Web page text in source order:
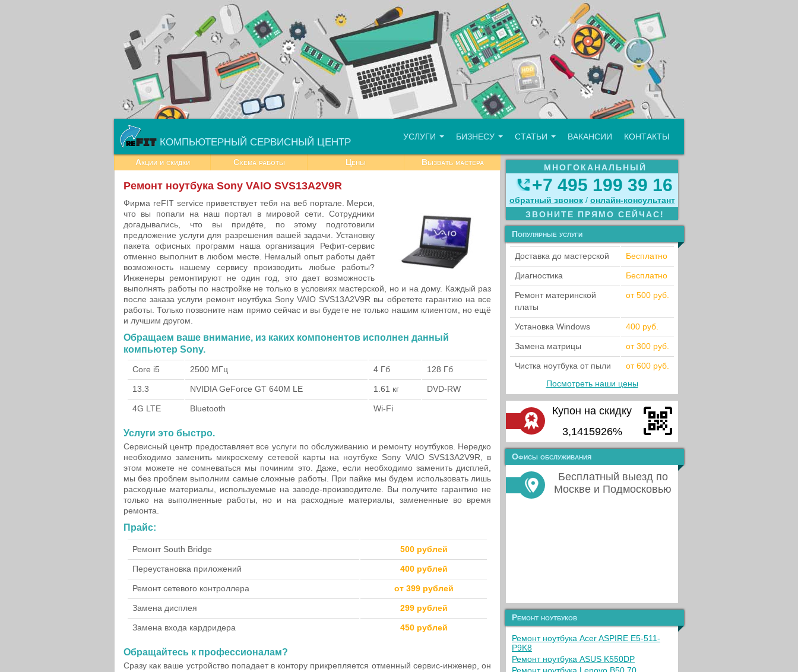
КОМПЬЮТЕРНЫЙ СЕРВИСНЫЙ ЦЕНТР УСЛУГИ БИЗНЕСУ СТАТЬИ ВАКАНСИИ КОНТАКТЫ
Акции и скидки Схема работы Цены Вызвать мастера
Ремонт ноутбука Sony VAIO SVS13A2V9R
Фирма reFIT service приветствует тебя на веб портале. Мерси,
что вы попали на наш портал в мировой сети. Сотрудники
догадывались, что вы придёте, по этому подготовили
предложение услуги для разрешения вашей задачи. Установку
пакета офисных программ наша организация Рефит-сервис
отменно выполнит в любом месте. Немалый опыт работы даёт
возможность нашему сервису производить любые работы?
Инженеры ремонтируют не один год, это дает возможность
выполнять работы по настройке не только в условиях мастерской, но и на дому. Каждый раз
после заказа услуги ремонт ноутбука Sony VAIO SVS13A2V9R вы обретете гарантию на все
работы. Только позвоните нам прямо сейчас и вы будете не только нашим клиентом, но ещё
и лучшим другом.
Обращаем ваше внимание, из каких компонентов исполнен данный
компьютер Sony.
Core i5 2500 МГц 4 Гб 128 Гб
13.3 NVIDIA GeForce GT 640M LE 1.61 кг DVD-RW
4G LTE Bluetooth Wi-Fi
Услуги это быстро.
Сервисный центр предоставляет все услуги по обслуживанию и ремонту ноутбуков. Нередко
необходимо заменить микросхему сетевой карты на ноутбуке Sony VAIO SVS13A2V9R, в
этом можете не сомневаться мы починим это. Даже, если необходимо заменить дисплей,
мы без проблем выполним самые сложные работы. При пайке мы будем использовать лишь
расходные материалы, используемые на заводе-производителе. Вы получите гарантию не
только на выполненные работы, но и на расходные материалы, замененные во время
ремонта.
Прайс:
Ремонт South Bridge 500 рублей
Переустановка приложений 400 рублей
Ремонт сетевого контроллера от 399 рублей
Замена дисплея 299 рублей
Замена входа кардридера 450 рублей
Обращайтесь к профессионалам?
Сразу как ваше устройство попадает в контору прикрепляется отменный сервис-инженер, он
МНОГОКАНАЛЬНЫЙ
+7 495 199 39 16
обратный звонок / онлайн‑консультант
ЗВОНИТЕ ПРЯМО СЕЙЧАС!
Популярные услуги
Доставка до мастерской Бесплатно
Диагностика Бесплатно
Ремонт материнской
платы
от 500 руб.
Установка Windows 400 руб.
Замена матрицы от 300 руб.
Чистка ноутбука от пыли
от 600 руб.
Посмотреть наши цены
Купон на скидку
3,1415926%
Офисы обслуживания
Бесплатный выезд по
Москве и Подмосковью
Ремонт ноутбуков
Ремонт ноутбука Acer ASPIRE E5-511-
P9K8
Ремонт ноутбука ASUS K550DP